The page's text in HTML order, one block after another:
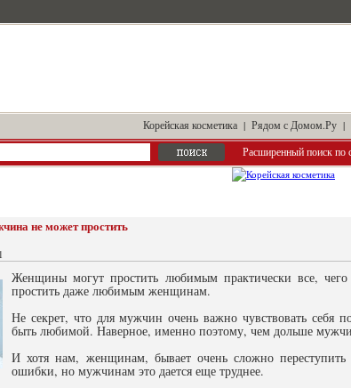
Корейская косметика | Рядом с Домом.Ру |
Расширенный поиск по
не может простить
Женщины могут простить любимым практически все,
простить даже любимым женщинам.
Не секрет, что для мужчин очень важно чувствовать себя
быть любимой. Наверное, именно поэтому, чем дольше
И хотя нам, женщинам, бывает очень сложно
ошибки, но мужчинам это дается еще труднее.